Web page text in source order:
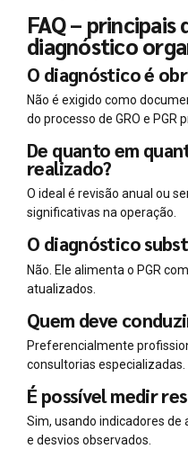
FAQ – principais
diagnóstico
O diagnóstico é
Não é exigido como
do processo de GRO e PGR
De quanto em
realizado?
O ideal é revisão anual ou
significativas na operação.
O diagnóstico
Não. Ele alimenta o PGR
atualizados.
Quem deve
Preferencialmente
consultorias especializadas.
É possível medir
Sim, usando indicadores
e desvios observados.